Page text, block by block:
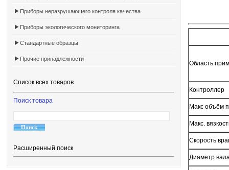
Приборы неразрушающего контроля качества
Приборы экологического мониторинга
Стандартные образцы
Прочие принадлежности
Список всех товаров
Поиск товара
Расширенный поиск
Область
Контроллер
Макс объём
Макс.
Скорость
Диаметр